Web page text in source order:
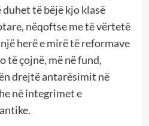
duhet të bëjë kjo klasë
nëqoftse me të vërtetë
herë e mirë të reformave
të çojnë, më në fund,
drejtë antarësimit në
në integrimet e